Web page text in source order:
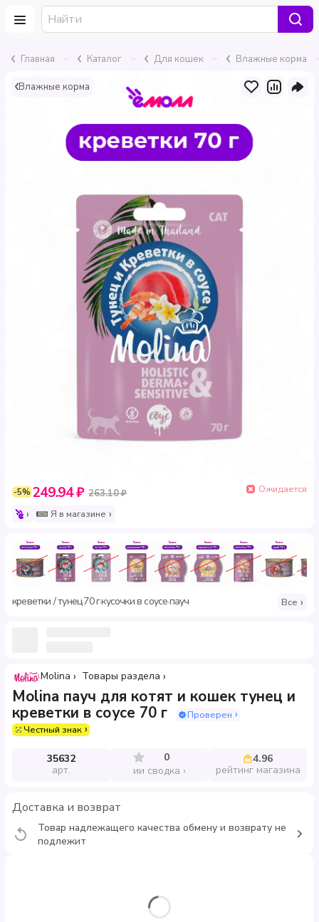
Главная – Каталог – Для кошек – Влажные корма
Влажные корма
-5% 249.94 ₽ 263.10 ₽
Ожидается
Я в магазине
креветки / тунец·70 г·кусочки в соусе·пауч Все
Molina Товары раздела
Molina пауч для котят и кошек тунец и
креветки в соусе 70 г
Проверен
Честный знак
35632
арт.
0
ии сводка
4.96
рейтинг магазина
Доставка и возврат
Товар надлежащего качества обмену и возврату не
подлежит